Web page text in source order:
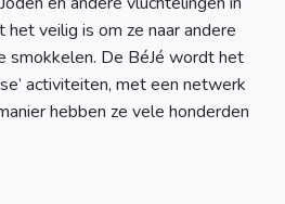
veilig is om ze naar andere
smokkelen. De BéJé wordt het
activiteiten, met een netwerk
hebben ze vele honderden